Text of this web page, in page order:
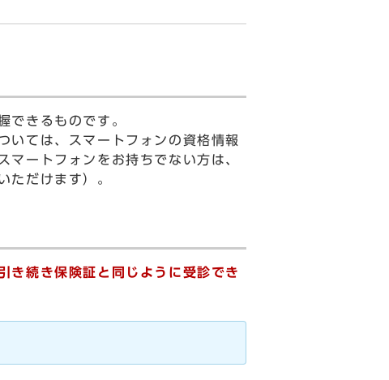
できるものです。
いては、スマートフォンの資格情報
ートフォンをお持ちでない方は、
ただけます）。
き続き保険証と同じように受診でき